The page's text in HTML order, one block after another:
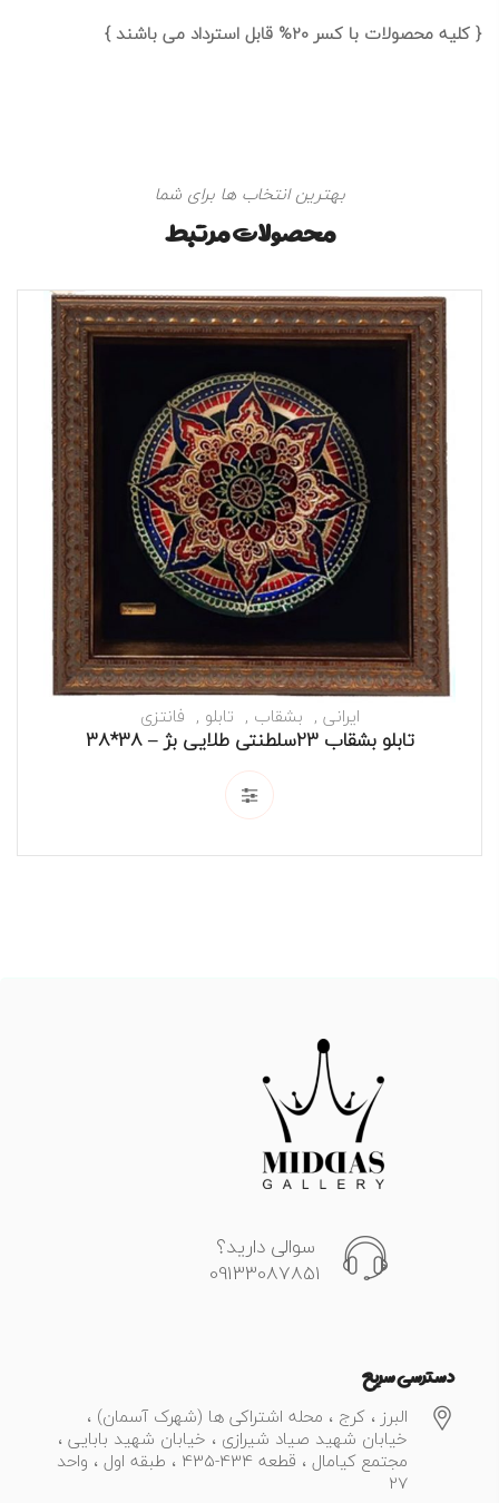
{ کلیه محصولات با کسر 20% قابل استرداد می باشند }
بهترین انتخاب ها برای شما
محصولات مرتبط
ایرانی بشقاب تابلو فانتزی
تابلو بشقاب 23سلطنتی طلایی بژ – 38*38
سوالی دارید؟
09133087851
دسترسی سریع
البرز ، کرج ، محله اشتراکی ها (شهرک آسمان) ،
خیابان شهید صیاد شیرازی ، خیابان شهید بابایی ،
مجتمع کیامال ، قطعه 434-435 ، طبقه اول ، واحد
27